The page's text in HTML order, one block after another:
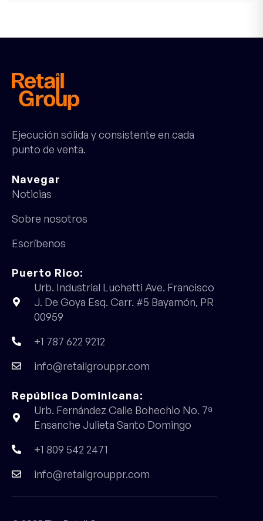
Ejecución sólida y consistente en cada
punto de venta.
Navegar
Noticias
Sobre nosotros
Escríbenos
Puerto Rico:
Urb. Industrial Luchetti Ave. Francisco
J. De Goya Esq. Carr. #5 Bayamón, PR
00959
+1 787 622 9212
info@retailgrouppr.com
República Dominicana:
Urb. Fernández Calle Bohechio No. 7ª
Ensanche Julieta Santo Domingo
+1 809 542 2471
info@retailgrouppr.com